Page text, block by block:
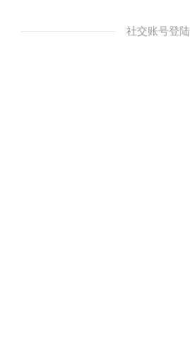
社交账号登陆